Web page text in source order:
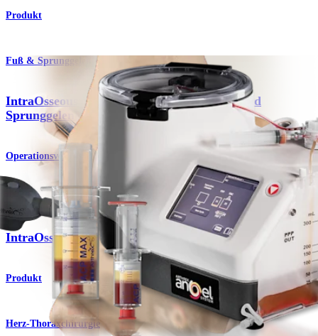
Produkt
Fuß & Sprunggelenk
IntraOsseous BioPlasty®-Technik für Fuß und
Sprunggelenk
Operationsverfahren
IntraOsseous BioPlasty® (IOBP)-Technik
Produkt
Herz-Thoraxchirurgie